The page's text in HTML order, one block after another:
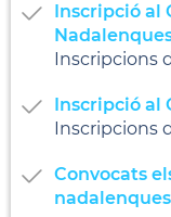
Inscripció al
Inscripcions
Inscripció al
Inscripcions
Convocats
nadalenques